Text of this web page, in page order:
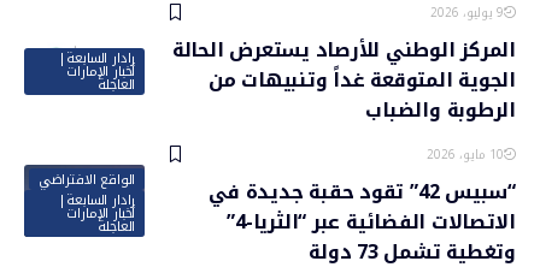
9 يوليو، 2026
رادار السابعة|
أخبار الإمارات
العاجلة
المركز الوطني للأرصاد يستعرض الحالة
الجوية المتوقعة غداً وتنبيهات من
الرطوبة والضباب
10 مايو، 2026
الواقع الافتراضي
رادار السابعة|
أخبار الإمارات
العاجلة
“سبيس 42” تقود حقبة جديدة في
الاتصالات الفضائية عبر “الثريا-4”
وتغطية تشمل 73 دولة